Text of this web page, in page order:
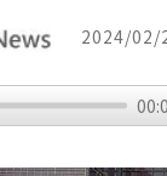
2024/02/